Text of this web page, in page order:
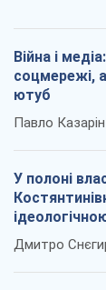
Війна і
соцмережі,
ютуб
Павло Казарін
У полоні
окупантів
Дмитро